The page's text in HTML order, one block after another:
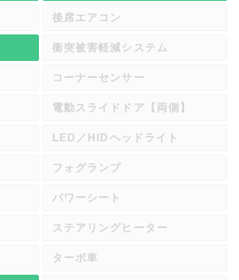
後席エアコン
衝突被害軽減システム
コーナーセンサー
電動スライドドア【両側】
LED／HIDヘッドライト
フォグランプ
パワーシート
ステアリングヒーター
ターボ車